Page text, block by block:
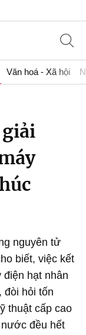
Văn hoá - Xã hội
giải
nguyên tử
biết, việc kết
hạt nhân
đòi hỏi tốn
thuật cấp cao
đều hết